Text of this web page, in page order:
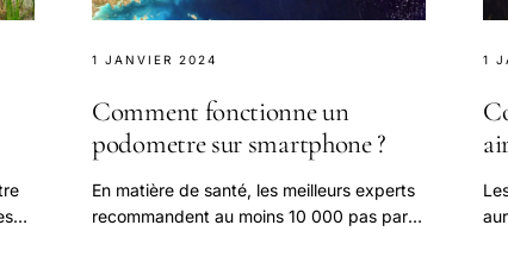
1 JANVIER 2024
Comment fonctionne un
podometre sur smartphone ?
En matière de santé, les meilleurs experts
recommandent au moins 10 000 pas par
1